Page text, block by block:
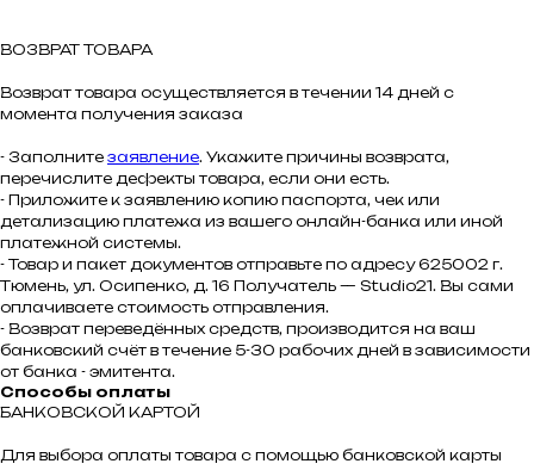
ВОЗВРАТ ТОВАРА
Возврат товара осуществляется в течении 14 дней с
момента получения заказа
- Заполните заявление. Укажите причины возврата,
перечислите дефекты товара, если они есть.
- Приложите к заявлению копию паспорта, чек или
детализацию платежа из вашего онлайн-банка или иной
платежной системы.
- Товар и пакет документов отправьте по адресу 625002 г.
Тюмень, ул. Осипенко, д. 16 Получатель — Studio21. Вы сами
оплачиваете стоимость отправления.
- Возврат переведённых средств, производится на ваш
банковский счёт в течение 5-30 рабочих дней в зависимости
от банка - эмитента.
Способы оплаты
БАНКОВСКОЙ КАРТОЙ
Для выбора оплаты товара с помощью банковской карты